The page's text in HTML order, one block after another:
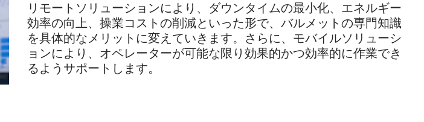
リモートソリューションにより、ダウンタイムの最小化、エネルギー
効率の向上、操業コストの削減といった形で、バルメットの専門知識
を具体的なメリットに変えていきます。さらに、モバイルソリューシ
ョンにより、オペレーターが可能な限り効果的かつ効率的に作業でき
るようサポートします。